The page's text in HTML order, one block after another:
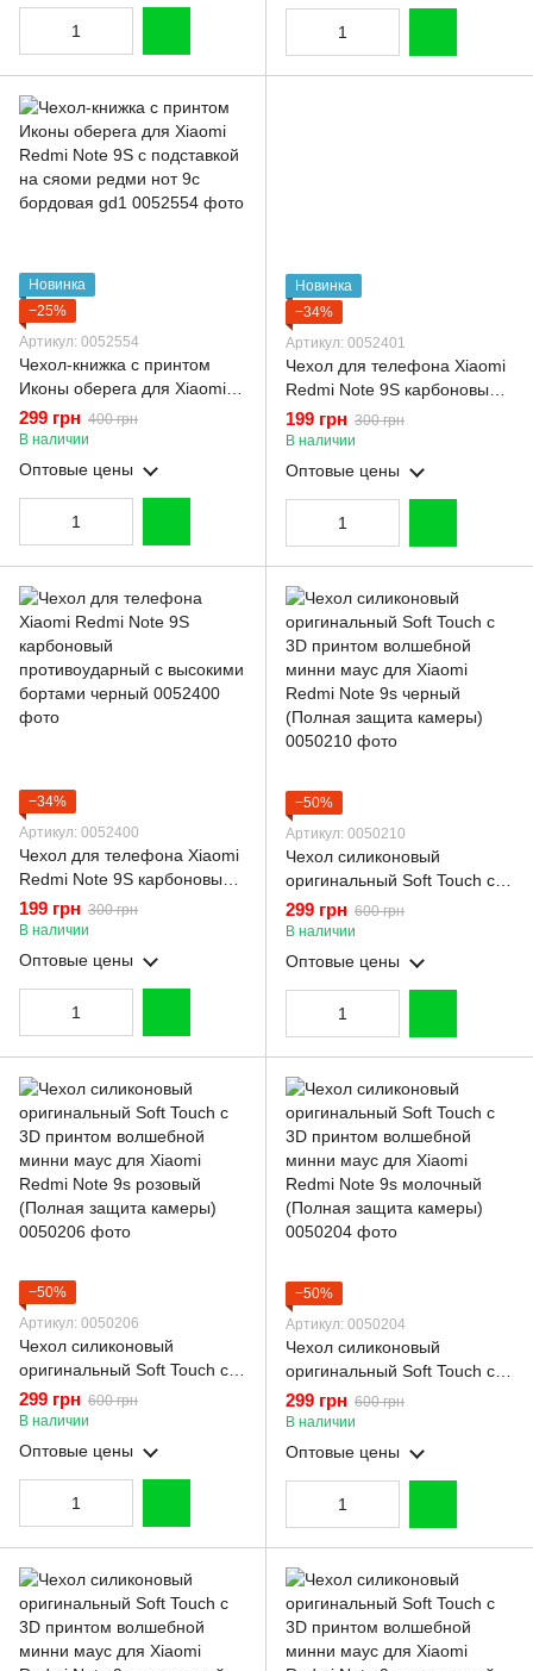
Новинка
−25%
Артикул: 0052554
Чехол-книжка с принтом
Иконы оберега для Xiaomi
Redmi Note 9S с подставкой
на сяоми редми нот 9с
бордовая gd1
299 грн 400 грн
В наличии
Оптовые цены
Новинка
−34%
Артикул: 0052401
Чехол для телефона Xiaomi
Redmi Note 9S карбоновый
противоударный с высокими
бортами черный
199 грн 300 грн
В наличии
Оптовые цены
−34%
Артикул: 0052400
Чехол для телефона Xiaomi
Redmi Note 9S карбоновый
противоударный с высокими
бортами черный
199 грн 300 грн
В наличии
Оптовые цены
−50%
Артикул: 0050210
Чехол силиконовый
оригинальный Soft Touch с
3D принтом волшебной
минни маус для Xiaomi
Redmi Note 9s черный
(Полная защита камеры)
299 грн 600 грн
В наличии
Оптовые цены
−50%
Артикул: 0050206
Чехол силиконовый
оригинальный Soft Touch с
3D принтом волшебной
минни маус для Xiaomi
Redmi Note 9s розовый
(Полная защита камеры)
299 грн 600 грн
В наличии
Оптовые цены
−50%
Артикул: 0050204
Чехол силиконовый
оригинальный Soft Touch с
3D принтом волшебной
минни маус для Xiaomi
Redmi Note 9s молочный
(Полная защита камеры)
299 грн 600 грн
В наличии
Оптовые цены